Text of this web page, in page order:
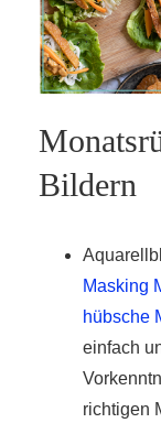
Bildern
Masking
hübsche
einfach
richtigen